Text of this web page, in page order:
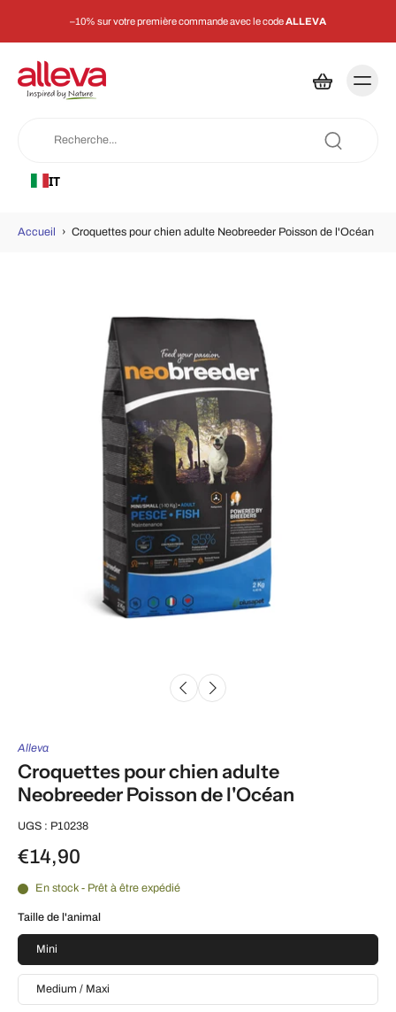
–10% sur votre première commande avec le codeALLEVA
IT
Accueil › Croquettes pour chien adulte Neobreeder Poisson de l'Océan
Alleva
Croquettes pour chien adulte
Neobreeder Poisson de l'Océan
UGS : P10238
€14,90
En stock - Prêt à être expédié
Taille de l'animal
Mini
Medium / Maxi